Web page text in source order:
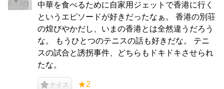
中華を食べるために自家用ジェットで香港に行く
というエピソードが好きだったなぁ。 香港の別荘
の煌びやかだし、いまの香港とは全然違うだろう
な。 もうひとつのテニスの話も好きだな。 テニ
スの試合と誘拐事件、どちらもドキドキさせられ
たな。
ナイス ★2